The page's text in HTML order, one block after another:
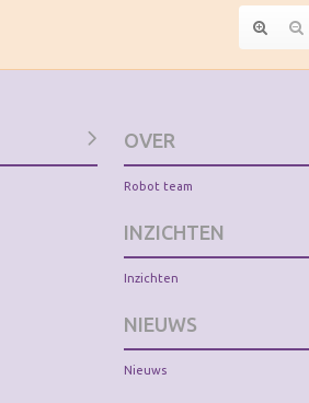
OVER
Robot team
INZICHTEN
Inzichten
NIEUWS
Nieuws